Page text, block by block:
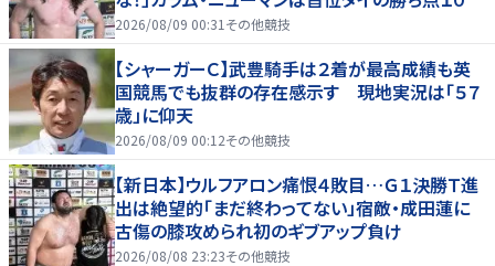
2026/08/09 00:31 その他競技
【シャーガーＣ】武豊騎手は２着が最高成績も英
国競馬でも抜群の存在感示す 現地実況は「５７
歳」に仰天
2026/08/09 00:12その他競技
【新日本】ウルフアロン痛恨４敗目…Ｇ１決勝Ｔ進
出は絶望的「まだ終わってない」宿敵・成田蓮に
古傷の膝攻められ初のギブアップ負け
2026/08/08 23:23その他競技